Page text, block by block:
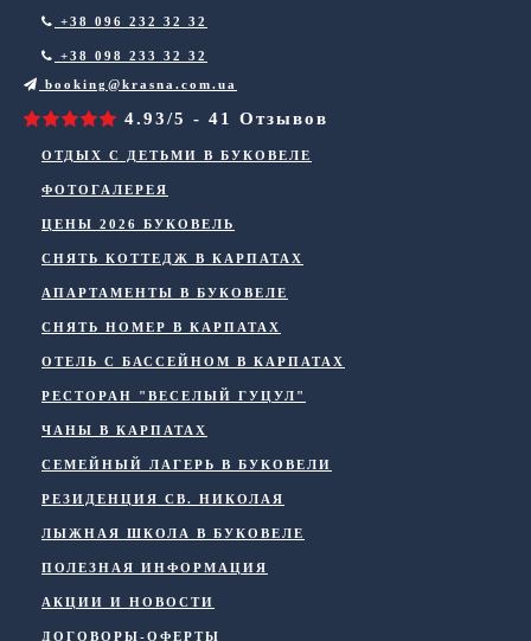
+38 096 232 32 32
+38 098 233 32 32
booking@krasna.com.ua
4.93/5 - 41 Отзывов
ОТДЫХ С ДЕТЬМИ В БУКОВЕЛЕ
ФОТОГАЛЕРЕЯ
ЦЕНЫ 2026 БУКОВЕЛЬ
СНЯТЬ КОТТЕДЖ В КАРПАТАХ
АПАРТАМЕНТЫ В БУКОВЕЛЕ
СНЯТЬ НОМЕР В КАРПАТАХ
ОТЕЛЬ С БАССЕЙНОМ В КАРПАТАХ
РЕСТОРАН "ВЕСЕЛЫЙ ГУЦУЛ"
ЧАНЫ В КАРПАТАХ
СЕМЕЙНЫЙ ЛАГЕРЬ В БУКОВЕЛИ
РЕЗИДЕНЦИЯ СВ. НИКОЛАЯ
ЛЫЖНАЯ ШКОЛА В БУКОВЕЛЕ
ПОЛЕЗНАЯ ИНФОРМАЦИЯ
АКЦИИ И НОВОСТИ
ДОГОВОРЫ-ОФЕРТЫ